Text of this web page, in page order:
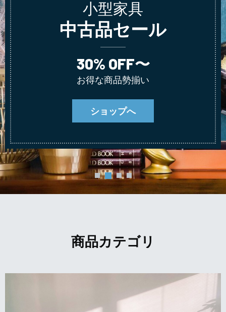
小型家具
中古品セール
30% OFF〜
お得な商品勢揃い
ショップへ
商品カテゴリ